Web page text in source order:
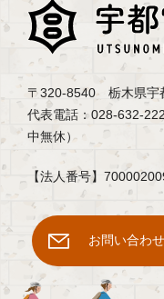
〒320-8540 栃木県宇
代表電話：028-632-
中無休）
【法人番号】
お問い合わせ